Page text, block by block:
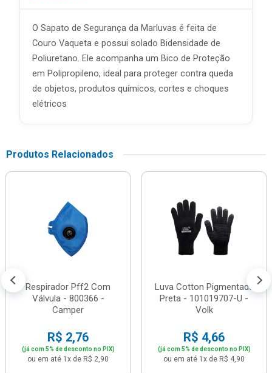
O Sapato de Segurança da Marluvas é feita de
Couro Vaqueta e possui solado Bidensidade de
Poliuretano. Ele acompanha um Bico de Proteção
em Polipropileno, ideal para proteger contra queda
de objetos, produtos químicos, cortes e choques
elétricos
Produtos Relacionados
Respirador Pff2 Com
Válvula - 800366 -
Camper
R$ 2,76
(já com 5% de desconto no PIX)
ou em até 1x de R$ 2,90
Luva Cotton Pigmentada
Preta - 101019707-U -
Volk
R$ 4,66
(já com 5% de desconto no PIX)
ou em até 1x de R$ 4,90